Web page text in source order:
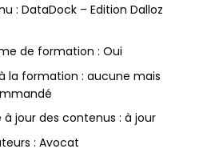
: DataDock – Edition Dalloz
de formation : Oui
la formation : aucune mais
jour des contenus : à jour
: Avocat